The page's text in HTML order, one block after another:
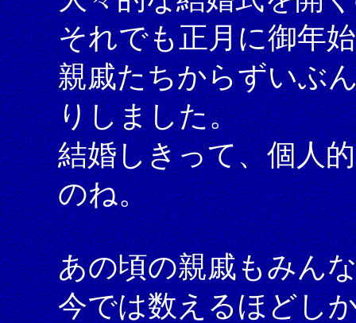
それでも正月に御年
親戚たちからずいぶ
りしました。
結婚しきって、個人
のね。
あの頃の親戚もみん
今では数えるほどし